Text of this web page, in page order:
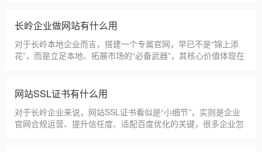
助长岭企业理清思路，顺利完成建站，避免踩坑。第一步，需求
沟通与方案确定。这是
长岭企业做网站有什么用
对于长岭本地企业而言，搭建一个专属官网，早已不是“锦上添
花”，而是立足本地、拓展市场的“必备武器”，其核心价值体现在
店有营业时间限制，官网24小时在线，无论长岭本地客户是白天
咨询、深夜了解
网站SSL证书有什么用
对于长岭企业来说，网站SSL证书看似是“小细节”，实则是企业
官网合规运营、提升信任度、适配百度优化的关键，很多企业忽